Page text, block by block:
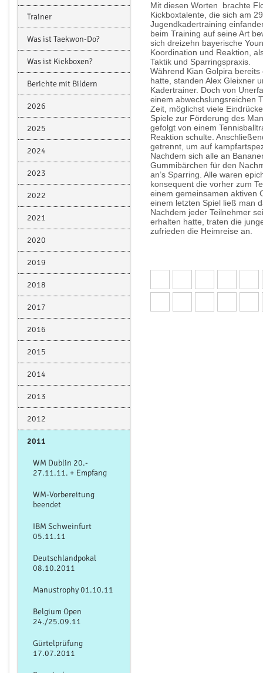
Trainer
Was ist Taekwon-Do?
Was ist Kickboxen?
Berichte mit Bildern
2026
2025
2024
2023
2022
2021
2020
2019
2018
2017
2016
2015
2014
2013
2012
2011
WM Dublin 20.-
27.11.11. + Empfang
WM-Vorbereitung
beendet
IBM Schweinfurt
05.11.11
Deutschlandpokal
08.10.2011
Manustrophy 01.10.11
Belgium Open
24./25.09.11
Gürtelprüfung
17.07.2011
Mit diesen Worten brachte
Kickboxtalente, die sich am
Jugendkadertraining
beim Training auf seine Art
sich dreizehn bayerische
Koordination und Reaktion,
Taktik und Sparringspraxis.
Während Kian Golpira
hatte, standen Alex Gleixner
Kadertrainer. Doch von
einem abwechslungsreichen
Zeit, möglichst viele
Spiele zur Förderung des
gefolgt von einem
Reaktion schulte.
getrennt, um auf
Nachdem sich alle an
Gummibärchen für den
an’s Sparring. Alle waren
konsequent die vorher zum
einem gemeinsamen aktiven
einem letzten Spiel ließ man
Nachdem jeder Teilnehmer
erhalten hatte, traten die
zufrieden die Heimreise an.